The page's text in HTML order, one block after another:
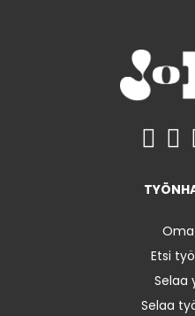
Etsi
Selaa
Selaa